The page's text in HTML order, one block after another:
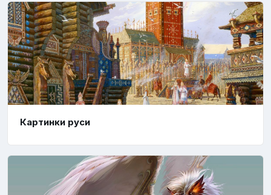
Картинки руси